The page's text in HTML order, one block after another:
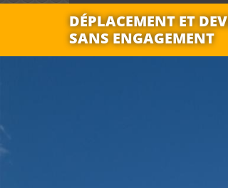
DÉPLACEMENT ET
SANS ENGAGEMENT